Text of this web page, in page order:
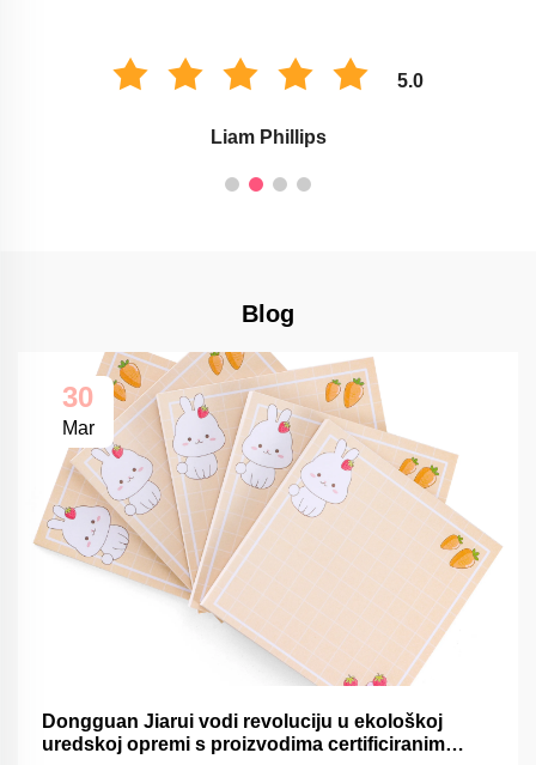
5.0
Liam Phillips
Blog
30
Mar
Dongguan Jiarui vodi revoluciju u ekološkoj
uredskoj opremi s proizvodima certificiranim